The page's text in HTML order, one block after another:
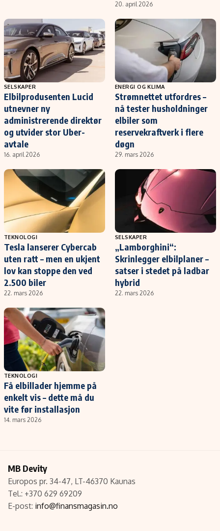
20. april 2026
SELSKAPER
Elbilprodusenten Lucid
utnevner ny
administrerende direktør
og utvider stor Uber-
avtale
16. april 2026
ENERGI OG KLIMA
Strømnettet utfordres –
nå tester husholdninger
elbiler som
reservekraftverk i flere
døgn
29. mars 2026
TEKNOLOGI
Tesla lanserer Cybercab
uten ratt – men en ukjent
lov kan stoppe den ved
2.500 biler
22. mars 2026
SELSKAPER
„Lamborghini“:
Skrinlegger elbilplaner –
satser i stedet på ladbar
hybrid
22. mars 2026
TEKNOLOGI
Få elbillader hjemme på
enkelt vis – dette må du
vite før installasjon
14. mars 2026
MB Devity
Europos pr. 34-47, LT-46370 Kaunas
Tel.: +370 629 69209
E-post: info@finansmagasin.no